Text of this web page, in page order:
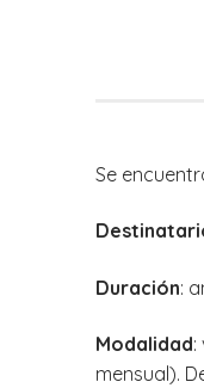
Se
Duración:
Modalidad:
mensual).